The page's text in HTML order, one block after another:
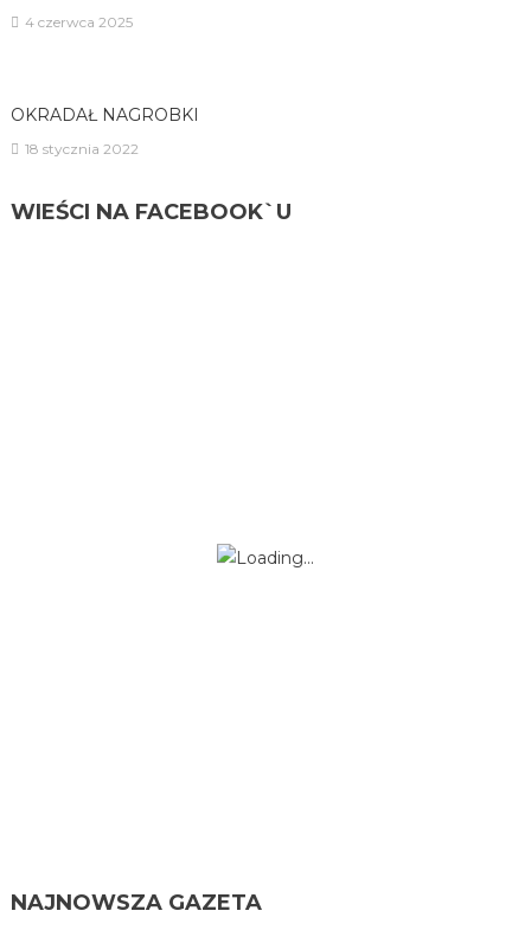
4 czerwca 2025
OKRADAŁ NAGROBKI
18 stycznia 2022
WIEŚCI NA FACEBOOK`U
NAJNOWSZA GAZETA